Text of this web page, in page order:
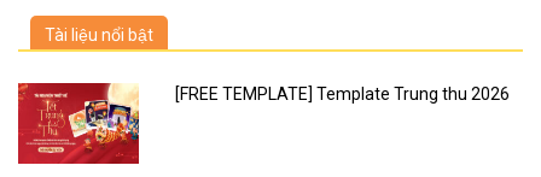
Tài liệu nổi bật
[FREE TEMPLATE] Template Trung thu 2026